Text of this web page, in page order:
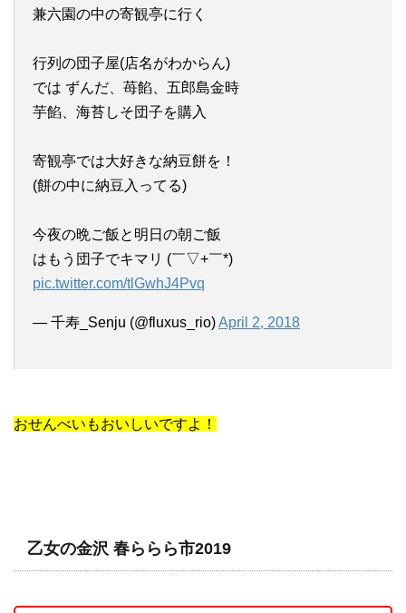
兼六園の中の寄観亭に行く
行列の団子屋(店名がわからん)
では ずんだ、苺餡、五郎島金時
芋餡、海苔しそ団子を購入
寄観亭では大好きな納豆餅を！
(餅の中に納豆入ってる)
今夜の晩ご飯と明日の朝ご飯
はもう団子でキマリ (￣▽+￣*)
pic.twitter.com/tlGwhJ4Pvq
— 千寿_Senju (@fluxus_rio)April 2, 2018
おせんべいもおいしいですよ！
乙女の金沢 春ららら市2019